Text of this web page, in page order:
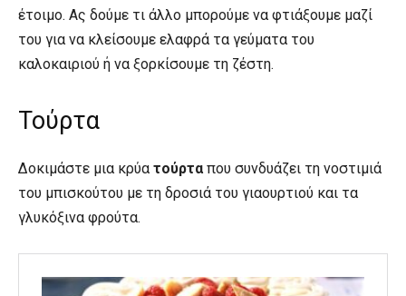
έτοιμο. Ας δούμε τι άλλο μπορούμε να φτιάξουμε μαζί
του για να κλείσουμε ελαφρά τα γεύματα του
καλοκαιριού ή να ξορκίσουμε τη ζέστη.
Τούρτα
Δοκιμάστε μια κρύα τούρταπου συνδυάζει τη νοστιμιά
του μπισκούτου με τη δροσιά του γιαουρτιού και τα
γλυκόξινα φρούτα.